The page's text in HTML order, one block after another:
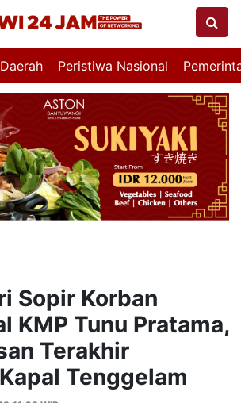
Peristiwa Nasional
Sopir Korban
KMP Tunu Pratama,
Terakhir
Tenggelam